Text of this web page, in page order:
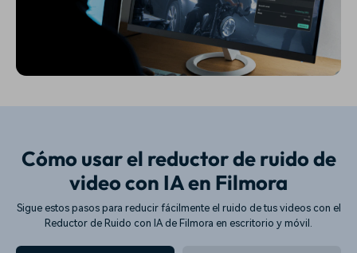
Cómo usar el reductor de ruido de
video con IA en Filmora
Sigue estos pasos para reducir fácilmente el ruido de tus videos con el
Reductor de Ruido con IA de Filmora en escritorio y móvil.